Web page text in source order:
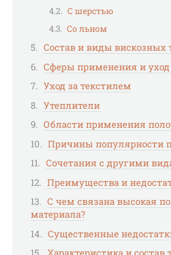
С шерстью
Со льном
Состав и виды вискозных
Сферы применения и уход
Уход за текстилем
Утеплители
Области применения
Причины популярности
Сочетания с другими
Преимущества и
С чем связана высокая
материала?
Существенные